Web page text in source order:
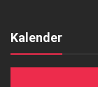
Kalender